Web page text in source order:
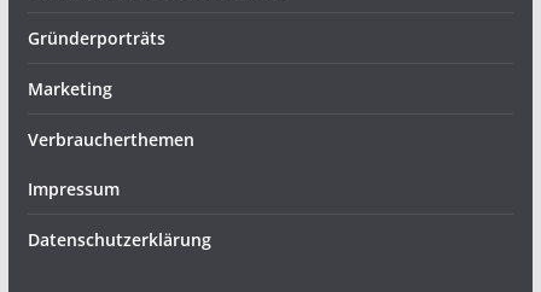
Gründerporträts
Marketing
Verbraucherthemen
Impressum
Datenschutzerklärung